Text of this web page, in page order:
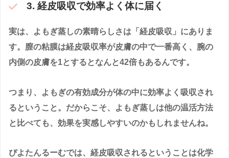
3. 経皮吸収で効率よく体に届く
実は、よもぎ蒸しの素晴らしさは「経皮吸収」にありま
す。膣の粘膜は経皮吸収率が皮膚の中で一番高く、腕の
内側の皮膚を1とするとなんと42倍もあるんです。
つまり、よもぎの有効成分が体の中に効率よく吸収され
るということ。だからこそ、よもぎ蒸しは他の温活方法
と比べても、効果を実感しやすいのかもしれませんね。
ぴよたんるーむでは、経皮吸収されるということは化学